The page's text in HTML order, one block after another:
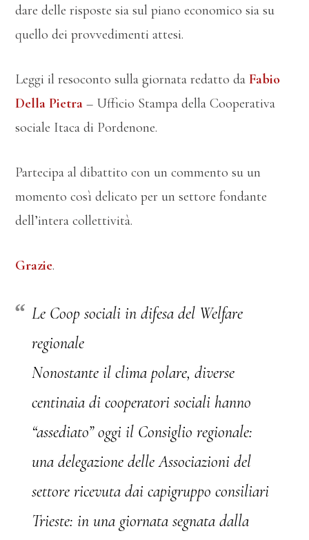
dare delle risposte sia sul piano economico sia su
quello dei provvedimenti attesi.
Leggi il resoconto sulla giornata redatto daFabio
Della Pietra– Ufficio Stampa della Cooperativa
sociale Itaca di Pordenone.
Partecipa al dibattito con un commento su un
momento così delicato per un settore fondante
dell’intera collettività.
Grazie.
Le Coop sociali in difesa del Welfare
regionale
Nonostante il clima polare, diverse
centinaia di cooperatori sociali hanno
“assediato” oggi il Consiglio regionale:
una delegazione delle Associazioni del
settore ricevuta dai capigruppo consiliari
Trieste: in una giornata segnata dalla